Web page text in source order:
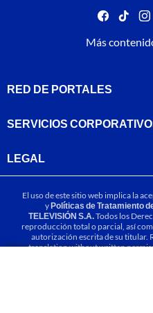
facebook
tiktok
Más
RED DE PORTALES
SERVICIOS
LEGAL
El uso de este sitio web implica la
yPolíticas de Tratamiento
TELEVISIÓN S.A.Todos los
reproducción total o parcial, así
autorización escrita de su
translation without written